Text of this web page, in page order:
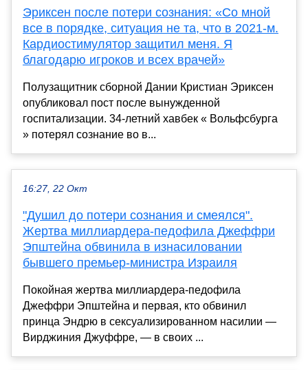
Эриксен после потери сознания: «Со мной
все в порядке, ситуация не та, что в 2021-м.
Кардиостимулятор защитил меня. Я
благодарю игроков и всех врачей»
Полузащитник сборной Дании Кристиан Эриксен
опубликовал пост после вынужденной
госпитализации. 34-летний хавбек « Вольфсбурга
» потерял сознание во в...
16:27, 22 Окт
"Душил до потери сознания и смеялся".
Жертва миллиардера-педофила Джеффри
Эпштейна обвинила в изнасиловании
бывшего премьер-министра Израиля
Покойная жертва миллиардера-педофила
Джеффри Эпштейна и первая, кто обвинил
принца Эндрю в сексуализированном насилии —
Вирджиния Джуффре, — в своих ...